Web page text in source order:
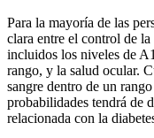
Para la mayoría de las
clara entre el control de la
incluidos los niveles de
rango, y la salud ocular.
sangre dentro de un
probabilidades tendrá de
relacionada con la